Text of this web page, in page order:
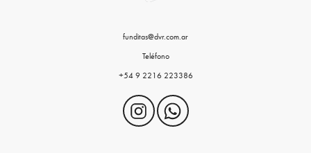
funditas@dvr.com.ar
Teléfono
+54 9 2216 223386